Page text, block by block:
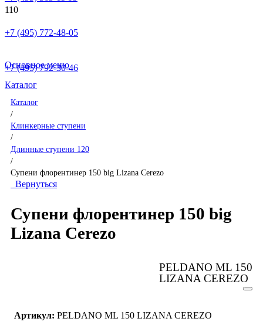
+7 (495) 772-48-05
+7 (495) 792-30-46
Основное меню
Каталог
Каталог
/
Клинкерные ступени
/
Длинные ступени 120
/
Супени флорентинер 150 big Lizana Cerezo
Вернуться
Супени флорентинер 150 big
Lizana Cerezo
PELDANO ML 150
LIZANA CEREZO
Артикул: PELDANO ML 150 LIZANA CEREZO